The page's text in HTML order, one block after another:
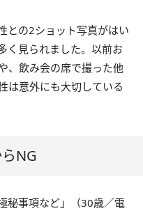
との2ショット写真がはい
く見られました。以前お
、飲み会の席で撮った他
は意外にも大切している
NG
秘事項など」（30歳／電